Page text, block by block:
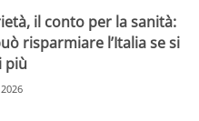
il conto per la sanità:
risparmiare l’Italia se si
più